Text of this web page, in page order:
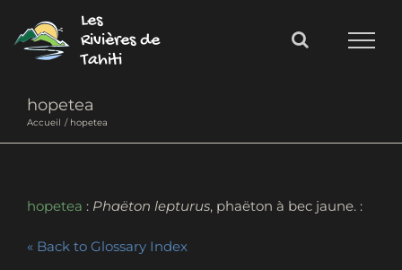
au
contenu
Les
Rivières de
Tahiti
hopetea
Accueil hopetea
hopetea : Phaëton lepturus, phaëton à bec jaune.
« Back to Glossary Index